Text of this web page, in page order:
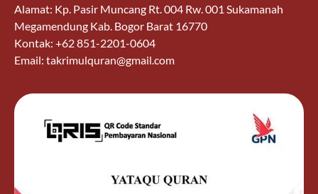
Alamat: Kp. Pasir Muncang Rt. 004 Rw. 001 Sukamanah
Megamendung Kab. Bogor Barat 16770
Kontak: +62 851-2201-0604
Email: takrimulquran@gmail.com